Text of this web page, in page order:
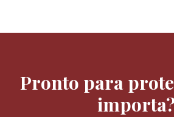
Pronto para